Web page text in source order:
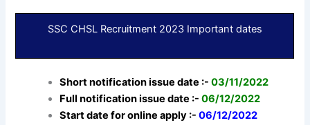
SSC CHSL Recruitment 2023 Important dates
Short notification issue date :-03/11/2022
Full notification issue date :-06/12/2022
Start date for online apply :-06/12/2022